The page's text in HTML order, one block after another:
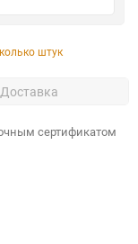
штук
Доставка
сертификатом